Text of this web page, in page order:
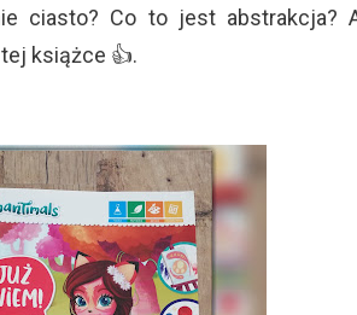
ciasto? Co to jest abstrakcja?
książce 👍.